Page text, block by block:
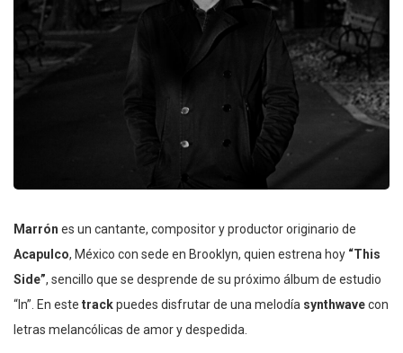
Marrón es un cantante, compositor y productor originario de
Acapulco, México con sede en Brooklyn, quien estrena hoy “This
Side”, sencillo que se desprende de su próximo álbum de estudio
“In”. En este trackpuedes disfrutar de una melodía synthwavecon
letras melancólicas de amor y despedida.